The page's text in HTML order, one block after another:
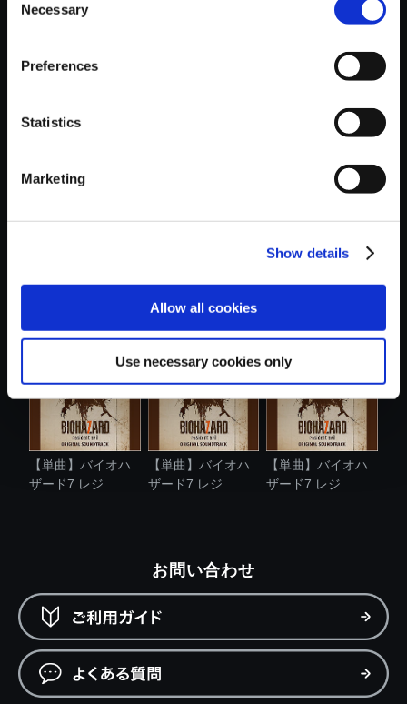
Selection
Necessary
Preferences
Statistics
Marketing
Show details
Allow all cookies
Use necessary cookies only
【単曲】バイオハ
【単曲】バイオハ
ザード7 レジ...
【アルバム】バイ
【単曲】バイオハ
ザード7 レジ...
【単曲】バイオハ
ザード7 レジ...
【単曲】バイオハ
ザード7 レジ...
お問い合わせ